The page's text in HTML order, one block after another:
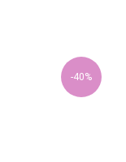
-40%